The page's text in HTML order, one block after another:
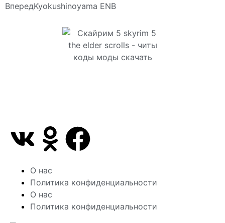
ВпередKyokushinoyama ENB
О нас
Политика конфиденциальности
О нас
Политика конфиденциальности